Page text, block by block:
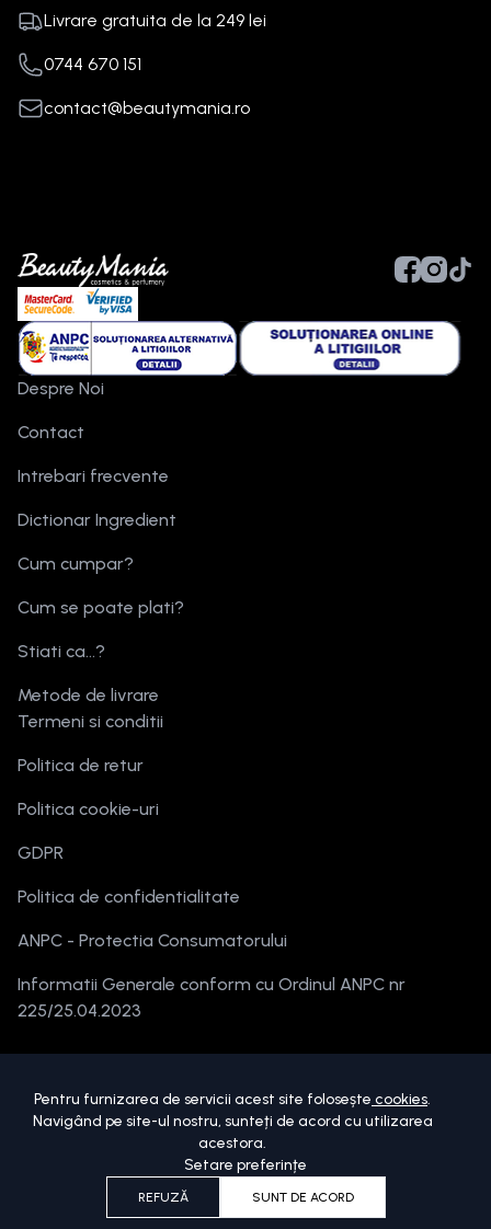
Livrare gratuita de la 249 lei
0744 670 151
contact@beautymania.ro
Despre Noi
Contact
Intrebari frecvente
Dictionar Ingredient
Cum cumpar?
Cum se poate plati?
Stiati ca...?
Metode de livrare
Termeni si conditii
Politica de retur
Politica cookie-uri
GDPR
Politica de confidentialitate
ANPC - Protectia Consumatorului
Informatii Generale conform cu Ordinul ANPC nr
225/25.04.2023
beautymania.ro.
Toate drepturile sunt rezervate.
Pentru furnizarea de servicii acest site folosește cookies.
Navigând pe site-ul nostru, sunteți de acord cu utilizarea
acestora.
Setare preferințe
REFUZĂ SUNT DE ACORD